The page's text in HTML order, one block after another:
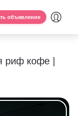
объявление
кофе |